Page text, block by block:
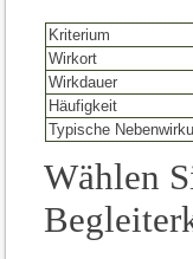
Kriterium
Wirkort
Wirkdauer
Häufigkeit
Typische
Wählen